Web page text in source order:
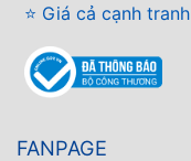
⭐ Giá cả cạnh tranh
FANPAGE